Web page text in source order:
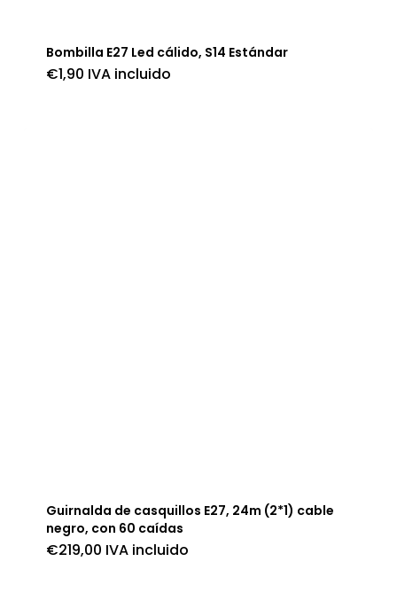
Bombilla E27 Led cálido, S14 Estándar
€1,90 IVA incluido
Guirnalda de casquillos E27, 24m (2*1) cable
negro, con 60 caídas
€219,00 IVA incluido